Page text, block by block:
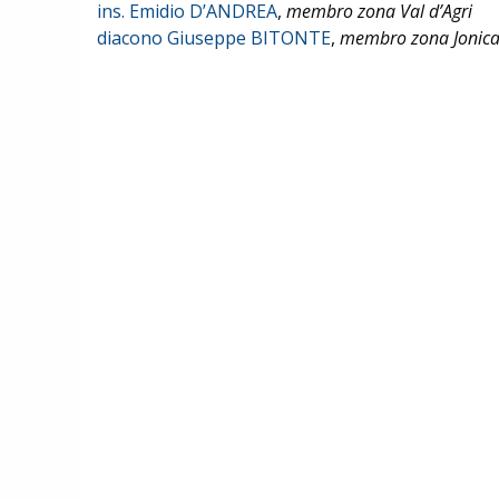
ins. Emidio D’ANDREA, membro zona Val d’Agri
diacono Giuseppe BITONTE, membro zona Jonica